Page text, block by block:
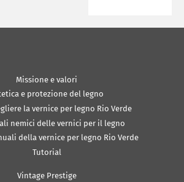
Missione e valori
e protezione del legno
la vernice per legno Rio Verde
nemici delle vernici per il legno
della vernice per legno Rio Verde
Tutorial
Vintage Prestige